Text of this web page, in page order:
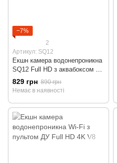
−7%
2
Артикул: SQ12
Екшн камера водонепроникна
SQ12 Full HD з аквабоксом в
комплекті
829 грн 890 грн
Немає в наявності